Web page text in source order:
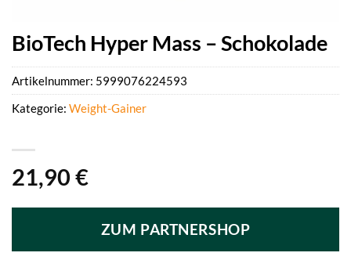
BioTech Hyper Mass – Schokolade
21,90 €
ZUM PARTNERSHOP
Artikelnummer: 5999076224593
Kategorie: Weight-Gainer